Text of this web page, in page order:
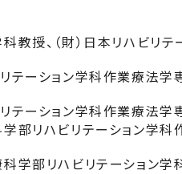
授、（財）日本リハビリテ
ーション学科作業療法学
ーション学科作業療法学
リハビリテーション学科
学部リハビリテーション